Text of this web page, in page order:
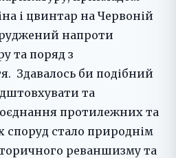
і цвинтар на Червоній
напроти
та поряд з
Здавалось би подібний
та
протилежних та
стало природнім
реваншизму та